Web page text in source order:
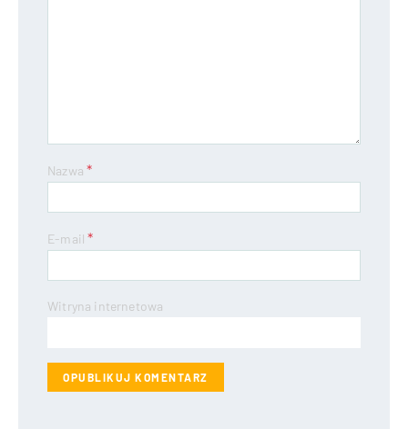
Nazwa*
E-mail*
Witryna internetowa